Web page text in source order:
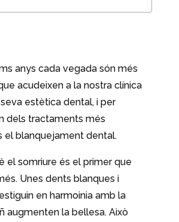
anys cada vegada són més
acudeixen a la nostra clínica
estètica dental, i per
dels tractaments més
el blanquejament dental.
el somriure és el primer que
Unes dents blanques i
en harmoinia amb la
augmenten la bellesa. Això